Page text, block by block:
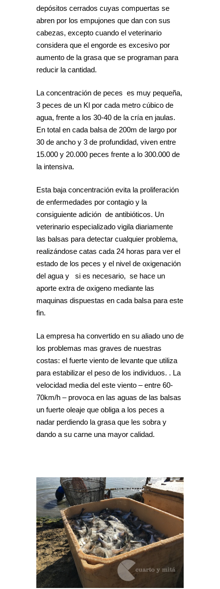
depósitos cerrados cuyas compuertas se
abren por los empujones que dan con sus
cabezas, excepto cuando el veterinario
considera que el engorde es excesivo por
aumento de la grasa que se programan para
reducir la cantidad.
La concentración de peces es muy pequeña,
3 peces de un Kl por cada metro cúbico de
agua, frente a los 30-40 de la cría en jaulas.
En total en cada balsa de 200m de largo por
30 de ancho y 3 de profundidad, viven entre
15.000 y 20.000 peces frente a lo 300.000 de
la intensiva.
Esta baja concentración evita la proliferación
de enfermedades por contagio y la
consiguiente adición de antibióticos. Un
veterinario especializado vigila diariamente
las balsas para detectar cualquier problema,
realizándose catas cada 24 horas para ver el
estado de los peces y el nivel de oxigenación
del agua y si es necesario, se hace un
aporte extra de oxigeno mediante las
maquinas dispuestas en cada balsa para este
fin.
La empresa ha convertido en su aliado uno de
los problemas mas graves de nuestras
costas: el fuerte viento de levante que utiliza
para estabilizar el peso de los individuos. . La
velocidad media del este viento – entre 60-
70km/h – provoca en las aguas de las balsas
un fuerte oleaje que obliga a los peces a
nadar perdiendo la grasa que les sobra y
dando a su carne una mayor calidad.